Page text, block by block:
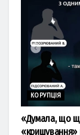
КОРУПЦІЯ
«Думала, що
«кришування»